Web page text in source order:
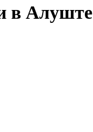
в Алуште